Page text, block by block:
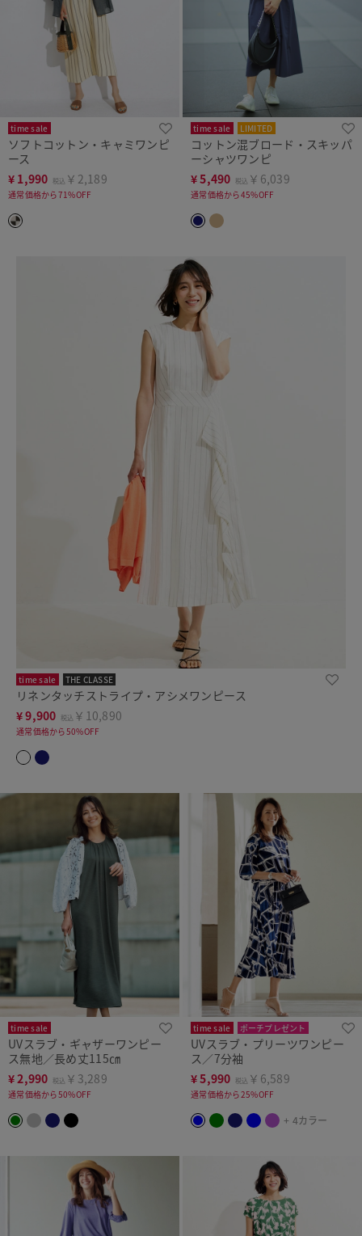
time sale
ソフトコットン・キャミワンピ
ース
¥ 1,990 税込 ￥2,189
通常価格から71%OFF
time sale LIMITED
コットン混ブロード・スキッパ
ーシャツワンピ
¥5,490 税込 ￥6,039
通常価格から45%OFF
time sale THE CLASSE
リネンタッチストライプ・アシメワンピース
¥9,900 税込 ￥10,890
通常価格から50%OFF
time sale
UVスラブ・ギャザーワンピー
ス無地／長め丈115㎝
¥2,990 税込 ￥3,289
通常価格から50%OFF
time sale
ポーチプレゼント
新色追加
洗濯機可
UVスラブ・プリーツワンピー
ス／7分袖
¥5,990 税込 ￥6,589
通常価格から25%OFF
+ 4カラー